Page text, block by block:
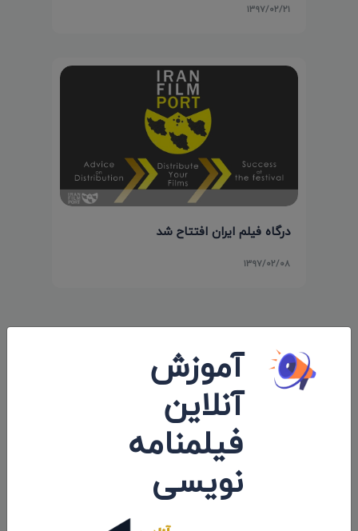
۱۳۹۷/۰۲/۲۱
درگاه فیلم ایران افتتاح شد
۱۳۹۷/۰۲/۰۸
اولین کامنت و یا نظر را شما ثبت کنید.
ارسال نظرات
آموزش
آنلاین
فیلمنامه
نویسی